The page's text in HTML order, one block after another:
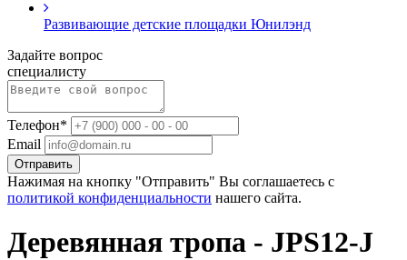
Развивающие детские площадки Юнилэнд
Задайте вопрос
специалисту
Телефон*
Email
Отправить
Нажимая на кнопку "Отправить" Вы соглашаетесь с
политикой конфиденциальности нашего сайта.
Деревянная тропа - JPS12-J